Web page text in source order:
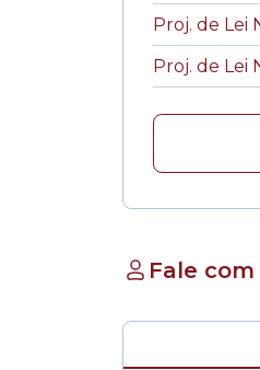
Proj. de Lei
Proj. de Lei
Fale